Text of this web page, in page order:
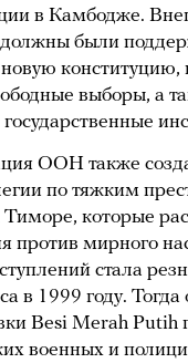
в Камбодже.
были
новую конституцию,
выборы, а
ООН также
по тяжким
которые
против мирного
стала
в 1999 году.
Besi Merah Putih
военных и